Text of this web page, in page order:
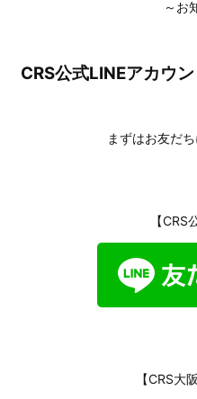
～お
CRS公式LINEアカウ
まずはお友だ
【CRS
【CRS大